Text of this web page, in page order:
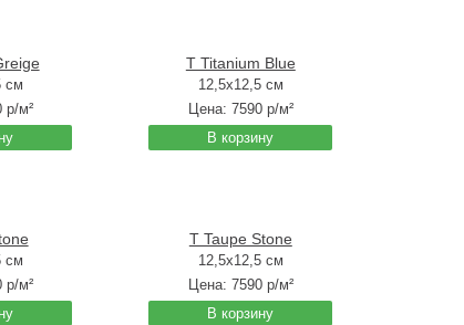
см
р/м²
T Titanium Blue
12,5x12,5 см
Цена: 7590р/м²
В корзину
см
р/м²
T Taupe Stone
12,5x12,5 см
Цена: 7590р/м²
В корзину